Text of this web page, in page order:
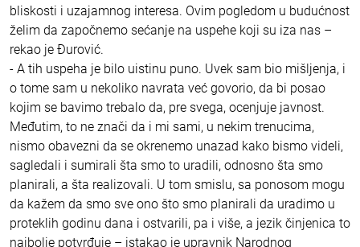
bliskosti i uzajamnog interesa. Ovim pogledom u budućnost
želim da započnemo sećanje na uspehe koji su iza nas –
rekao je Đurović.
- A tih uspeha je bilo uistinu puno. Uvek sam bio mišljenja, i
o tome sam u nekoliko navrata već govorio, da bi posao
kojim se bavimo trebalo da, pre svega, ocenjuje javnost.
Međutim, to ne znači da i mi sami, u nekim trenucima,
nismo obavezni da se okrenemo unazad kako bismo videli,
sagledali i sumirali šta smo to uradili, odnosno šta smo
planirali, a šta realizovali. U tom smislu, sa ponosom mogu
da kažem da smo sve ono što smo planirali da uradimo u
proteklih godinu dana i ostvarili, pa i više, a jezik činjenica to
najbolje potvrđuje – istakao je upravnik Narodnog